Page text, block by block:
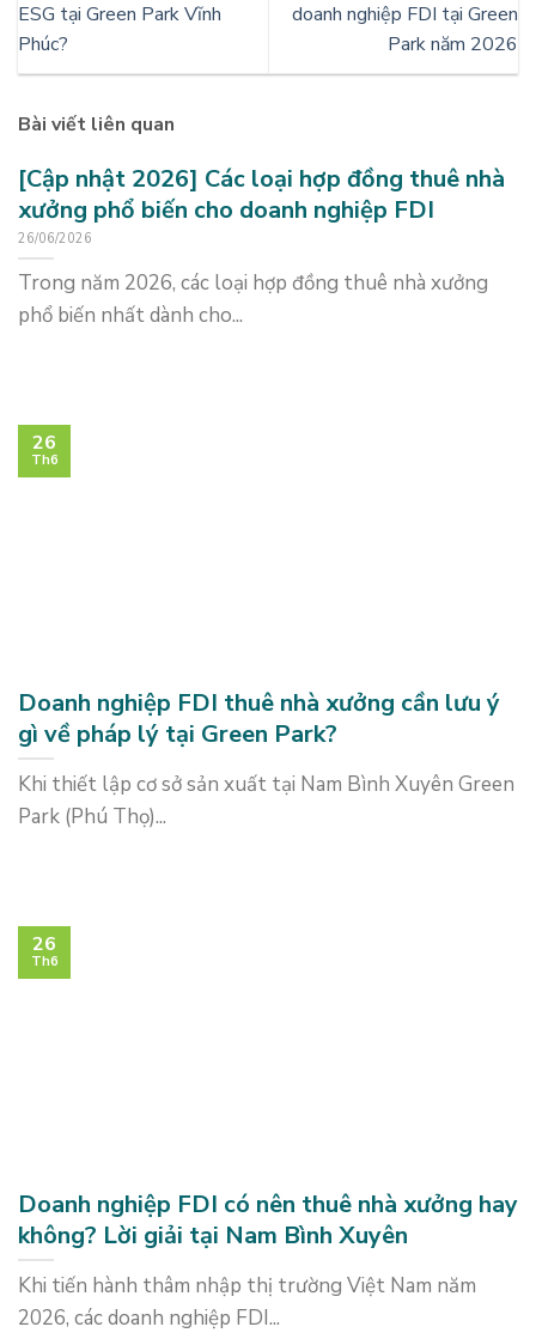
ESG tại Green Park Vĩnh
Phúc?
doanh nghiệp FDI tại Green
Park năm 2026
Bài viết liên quan
[Cập nhật 2026] Các loại hợp đồng thuê nhà
xưởng phổ biến cho doanh nghiệp FDI
26/06/2026
Trong năm 2026, các loại hợp đồng thuê nhà xưởng
phổ biến nhất dành cho...
Doanh nghiệp FDI thuê nhà xưởng cần lưu ý
gì về pháp lý tại Green Park?
Khi thiết lập cơ sở sản xuất tại Nam Bình Xuyên Green
Park (Phú Thọ)...
26
Th6
Doanh nghiệp FDI có nên thuê nhà xưởng hay
không? Lời giải tại Nam Bình Xuyên
Khi tiến hành thâm nhập thị trường Việt Nam năm
2026, các doanh nghiệp FDI...
26
Th6